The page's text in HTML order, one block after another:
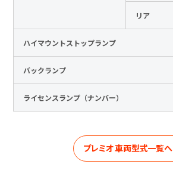
リア
ハイマウントストップランプ
バックランプ
ライセンスランプ（ナンバー）
プレミオ車両型式一覧へ